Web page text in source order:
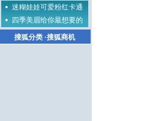
迷糊娃娃可爱粉红卡通
四季美眉给你最想要的
搜狐分类·搜狐商机